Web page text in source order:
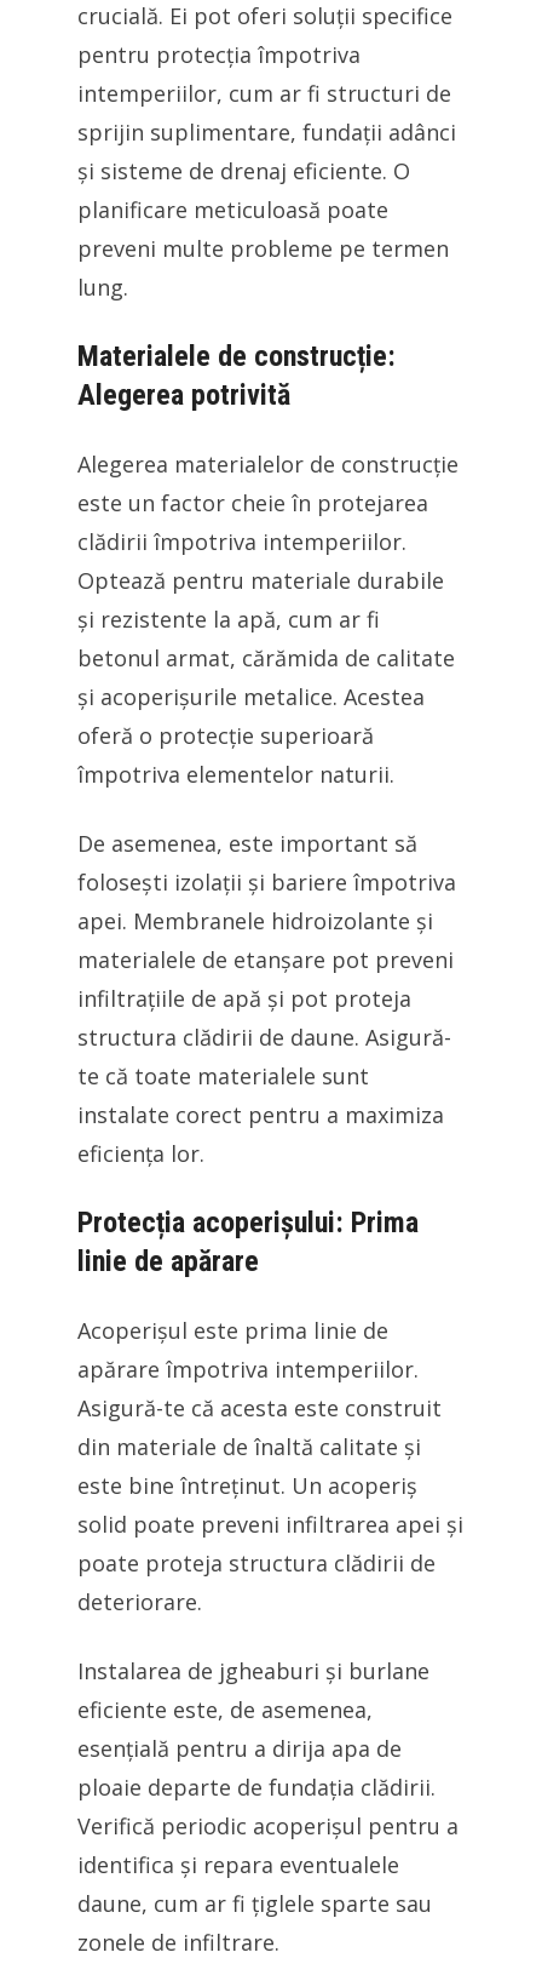
crucială. Ei pot oferi soluții specifice
pentru protecția împotriva
intemperiilor, cum ar fi structuri de
sprijin suplimentare, fundații adânci
și sisteme de drenaj eficiente. O
planificare meticuloasă poate
preveni multe probleme pe termen
lung.
Materialele de construcție:
Alegerea potrivită
Alegerea materialelor de construcție
este un factor cheie în protejarea
clădirii împotriva intemperiilor.
Optează pentru materiale durabile
și rezistente la apă, cum ar fi
betonul armat, cărămida de calitate
și acoperișurile metalice. Acestea
oferă o protecție superioară
împotriva elementelor naturii.
De asemenea, este important să
folosești izolații și bariere împotriva
apei. Membranele hidroizolante și
materialele de etanșare pot preveni
infiltrațiile de apă și pot proteja
structura clădirii de daune. Asigură-
te că toate materialele sunt
instalate corect pentru a maximiza
eficiența lor.
Protecția acoperișului: Prima
linie de apărare
Acoperișul este prima linie de
apărare împotriva intemperiilor.
Asigură-te că acesta este construit
din materiale de înaltă calitate și
este bine întreținut. Un acoperiș
solid poate preveni infiltrarea apei și
poate proteja structura clădirii de
deteriorare.
Instalarea de jgheaburi și burlane
eficiente este, de asemenea,
esențială pentru a dirija apa de
ploaie departe de fundația clădirii.
Verifică periodic acoperișul pentru a
identifica și repara eventualele
daune, cum ar fi țiglele sparte sau
zonele de infiltrare.